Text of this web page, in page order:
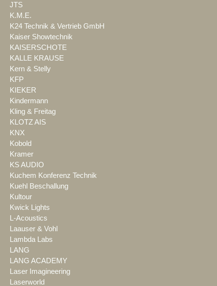
JTS
K.M.E.
K24 Technik & Vertrieb GmbH
Kaiser Showtechnik
KAISERSCHOTE
KALLE KRAUSE
Kern & Stelly
KFP
KIEKER
Kindermann
Kling & Freitag
KLOTZ AIS
KNX
Kobold
Kramer
KS AUDIO
Kuchem Konferenz Technik
Kuehl Beschallung
Kultour
Kwick Lights
L-Acoustics
Laauser & Vohl
Lambda Labs
LANG
LANG ACADEMY
Laser Imagineering
Laserworld